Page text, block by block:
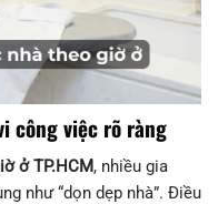
công việc rõ ràng
ở TP.HCM, nhiều gia
như “dọn dẹp nhà”. Điều